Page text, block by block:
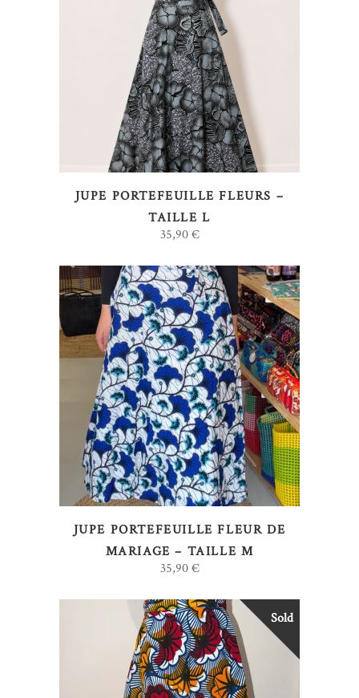
LIRE LA SUITE
JUPE PORTEFEUILLE FLEURS –
TAILLE L
35,90€
AJOUTER AU PANIER
JUPE PORTEFEUILLE FLEUR DE
MARIAGE – TAILLE M
35,90€
Sold